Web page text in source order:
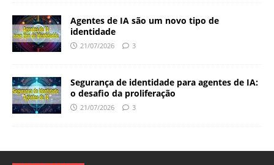
Agentes de IA são um novo tipo de
identidade
21/07/2026 3
Segurança de identidade para agentes de IA:
o desafio da proliferação
21/07/2026 3